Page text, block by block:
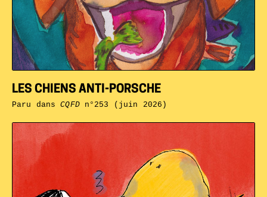
LES CHIENS ANTI-PORSCHE
Paru dansCQFDn°253 (juin 2026)